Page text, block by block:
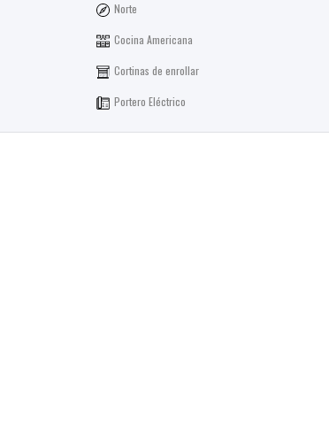
Norte
Cocina Americana
Cortinas de enrollar
Portero Eléctrico